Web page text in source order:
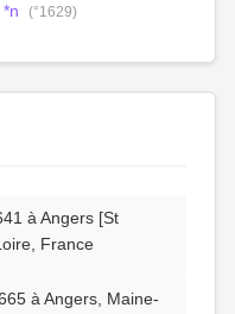
(°1629)
à Angers [St
France
à Angers, Maine-